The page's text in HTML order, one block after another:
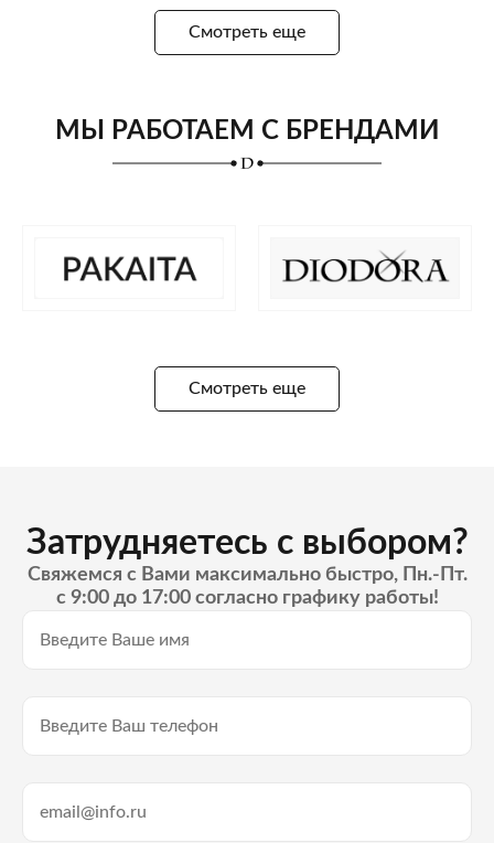
Смотреть еще
МЫ РАБОТАЕМ С БРЕНДАМИ
Смотреть еще
Затрудняетесь с выбором?
Свяжемся с Вами максимально быстро, Пн.-Пт.
с 9:00 до 17:00 согласно графику работы!